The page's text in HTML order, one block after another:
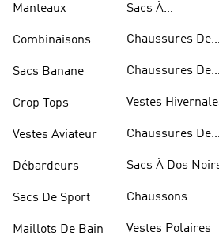
Manteaux
Combinaisons
Sacs Banane
Crop Tops
Vestes Aviateur
Débardeurs
Sacs De Sport
Maillots De Bain
Sacs À
Chaussures De
Chaussures De
Vestes
Chaussures De
Sacs À Dos
Chaussons
Vestes Polaires